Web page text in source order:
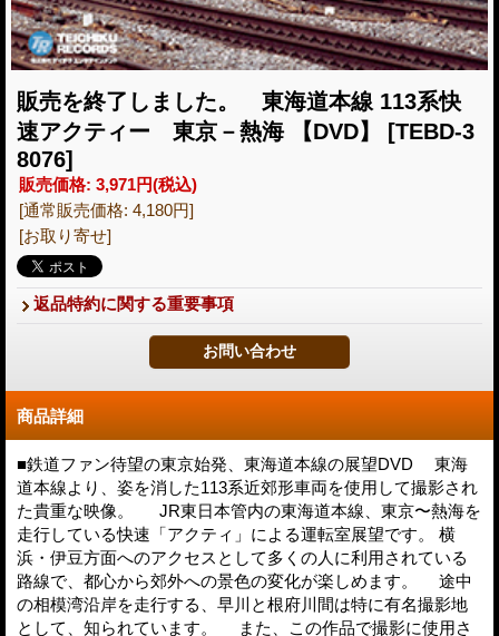
販売を終了しました。 東海道本線 113系快
速アクティー 東京－熱海 【DVD】
[TEBD-3
8076]
販売価格: 3,971円(税込)
[通常販売価格: 4,180円]
[お取り寄せ]
返品特約に関する重要事項
商品詳細
■鉄道ファン待望の東京始発、東海道本線の展望DVD 東海
道本線より、姿を消した113系近郊形車両を使用して撮影され
た貴重な映像。 JR東日本管内の東海道本線、東京〜熱海を
走行している快速「アクティ」による運転室展望です。 横
浜・伊豆方面へのアクセスとして多くの人に利用されている
路線で、都心から郊外への景色の変化が楽しめます。 途中
の相模湾沿岸を走行する、早川と根府川間は特に有名撮影地
として、知られています。 また、この作品で撮影に使用さ